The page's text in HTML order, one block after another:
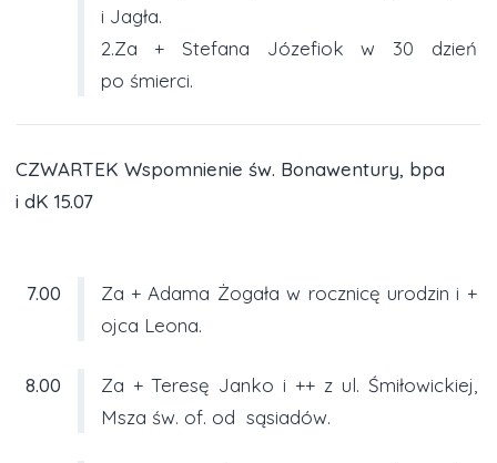
i Jagła.
2.Za + Stefana Józefiok w 30 dzień
po śmierci.
CZWARTEK Wspomnienie św. Bonawentury, bpa
i dK 15.07
7.00
Za + Adama Żogała w rocznicę urodzin i +
ojca Leona.
8.00
Za + Teresę Janko i ++ z ul. Śmiłowickiej,
Msza św. of. od sąsiadów.